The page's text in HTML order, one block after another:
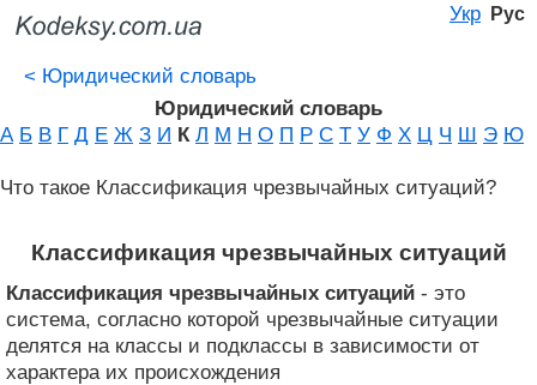
Укр Рус
< Юридический словарь
Юридический словарь
А Б В Г Д Е Ж З И К Л М Н О П Р С Т У Ф Х Ц Ч Ш Э Ю
Что такое Классификация чрезвычайных ситуаций?
Классификация чрезвычайных ситуаций
Классификация чрезвычайных ситуаций - это
система, согласно которой чрезвычайные ситуации
делятся на классы и подклассы в зависимости от
характера их происхождения